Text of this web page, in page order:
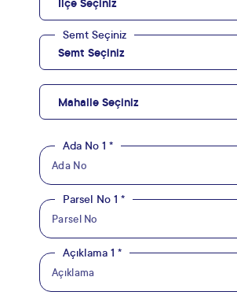
Semt Seçiniz
Semt Seçiniz
Mahalle Seçiniz
Ada No 1 *
Parsel No 1 *
Açıklama 1 *